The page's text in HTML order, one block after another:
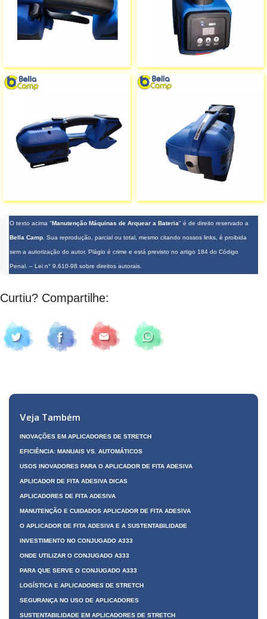
O texto acima "Manutenção Máquinas de Arquear a Bateria" é de direito reservado a
Bella Camp . Sua reprodução, parcial ou total, mesmo citando nossos links, é proibida
sem a autorização do autor. Plágio é crime e está previsto no artigo 184 do Código
Penal. – Lei n° 9.610-98 sobre direitos autorais
Curtiu? Compartilhe:
Veja Também
INOVAÇÕES EM APLICADORES DE STRETCH
EFICIÊNCIA: MANUAIS VS. AUTOMÁTICOS
USOS INOVADORES PARA O APLICADOR DE FITA ADESIVA
APLICADOR DE FITA ADESIVA DICAS
APLICADORES DE FITA ADESIVA
MANUTENÇÃO E CUIDADOS APLICADOR DE FITA ADESIVA
O APLICADOR DE FITA ADESIVA E A SUSTENTABILIDADE
INVESTIMENTO NO CONJUGADO A333
ONDE UTILIZAR O CONJUGADO A333
PARA QUE SERVE O CONJUGADO A333
LOGÍSTICA E APLICADORES DE STRETCH
SEGURANÇA NO USO DE APLICADORES
SUSTENTABILIDADE EM APLICADORES DE STRETCH